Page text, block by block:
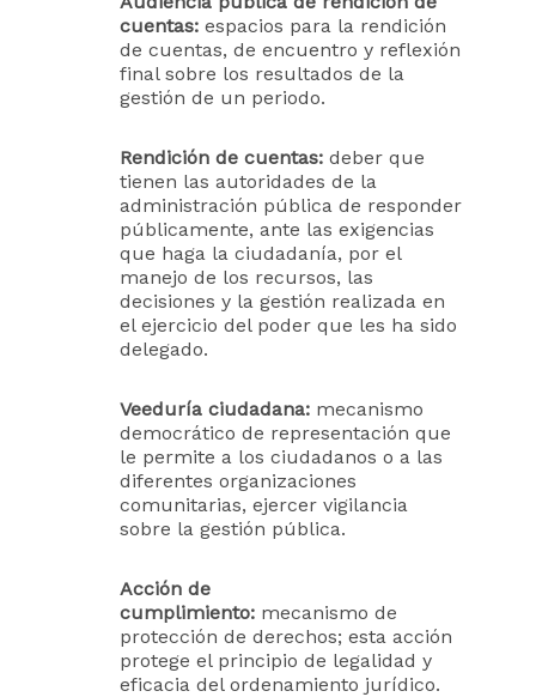
cuentas: espacios para la rendición
de cuentas, de encuentro y reflexión
final sobre los resultados de la
gestión de un periodo.
Rendición de cuentas: deber que
tienen las autoridades de la
administración pública de responder
públicamente, ante las exigencias
que haga la ciudadanía, por el
manejo de los recursos, las
decisiones y la gestión realizada en
el ejercicio del poder que les ha sido
delegado.
Veeduría ciudadana: mecanismo
democrático de representación que
le permite a los ciudadanos o a las
diferentes organizaciones
comunitarias, ejercer vigilancia
sobre la gestión pública.
Acción de
cumplimiento: mecanismo de
protección de derechos; esta acción
protege el principio de legalidad y
eficacia del ordenamiento jurídico.